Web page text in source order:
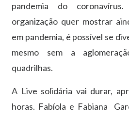
pandemia do
organização quer mostrar
em pandemia, é possível se
mesmo sem a
quadrilhas.
A Live solidária vai durar,
horas. Fabíola e Fabiana